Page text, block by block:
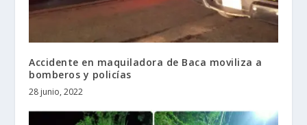
Accidente en maquiladora de Baca moviliza a
bomberos y policías
28 junio, 2022